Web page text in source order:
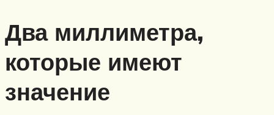
Два миллиметра,
которые имеют
значение